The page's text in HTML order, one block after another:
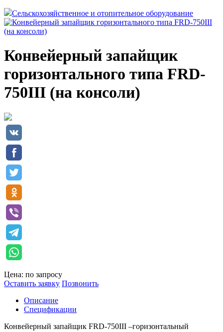
Сельскохозяйственное и отопительное оборудование
Конвейерный запайщик
горизонтального типа FRD-
750III (на консоли)
Цена: по запросу
Оставить заявку Позвонить
Описание
Спецификации
Конвейерный запайщик FRD-750III –горизонтальный